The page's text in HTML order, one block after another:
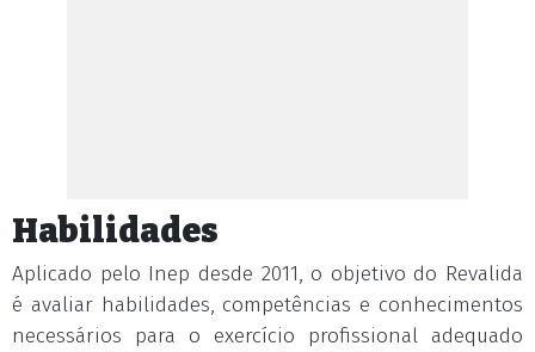
Habilidades
Aplicado pelo Inep desde 2011, o objetivo do Revalida
é avaliar habilidades, competências e conhecimentos
necessários para o exercício profissional adequado